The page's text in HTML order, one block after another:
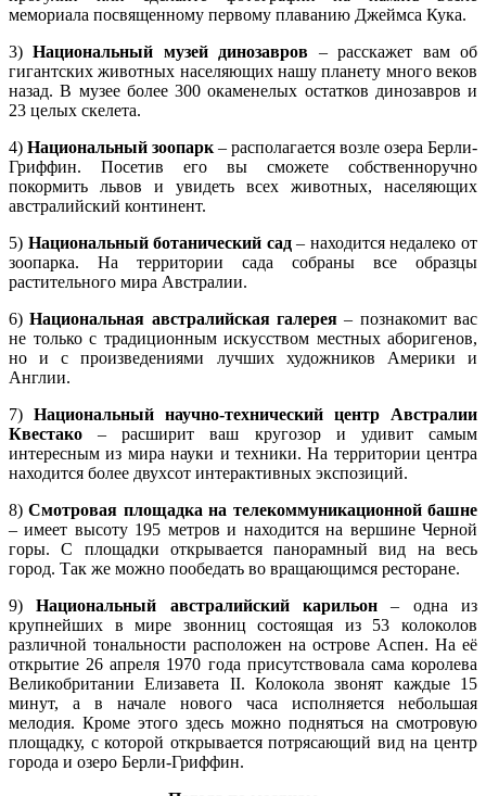
мемориала посвященному первому плаванию Джеймса Кука.
3)Национальный музей динозавров – расскажет вам об
гигантских животных населяющих нашу планету много веков
назад. В музее более 300 окаменелых остатков динозавров и
23 целых скелета.
4) Национальный зоопарк – располагается возле озера Берли-
Гриффин. Посетив его вы сможете собственноручно
покормить львов и увидеть всех животных, населяющих
австралийский континент.
5) Национальный ботанический сад– находится недалеко от
зоопарка. На территории сада собраны все образцы
растительного мира Австралии.
6)Национальная австралийская галерея – познакомит вас
не только с традиционным искусством местных аборигенов,
но и с произведениями лучших художников Америки и
Англии.
7) Национальный научно-технический центр Австралии
Квестако – расширит ваш кругозор и удивит самым
интересным из мира науки и техники. На территории центра
находится более двухсот интерактивных экспозиций.
8)Смотровая площадка на телекоммуникационной башне
– имеет высоту 195 метров и находится на вершине Черной
горы. С площадки открывается панорамный вид на весь
город. Так же можно пообедать во вращающимся ресторане.
9)Национальный австралийский карильон – одна из
крупнейших в мире звонниц состоящая из 53 колоколов
различной тональности расположен на острове Аспен. На её
открытие 26 апреля 1970 года присутствовала сама королева
Великобритании Елизавета II. Колокола звонят каждые 15
минут, а в начале нового часа исполняется небольшая
мелодия. Кроме этого здесь можно подняться на смотровую
площадку, с которой открывается потрясающий вид на центр
города и озеро Берли-Гриффин.